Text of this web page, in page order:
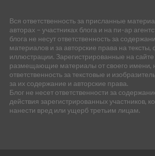
Вся ответственность за присланные
авторах – участниках блога и на пи-ар
блога не несут ответственность за
материалов и за авторские права на
иллюстрации. Зарегистрированные на сайте
размещающие материалы от своего имени,
ответственность за текстовые и
за их содержание и авторские права.
Блог не несет ответственности за
действия зарегистрированных участников,
нанести вред или ущерб третьим лицам.